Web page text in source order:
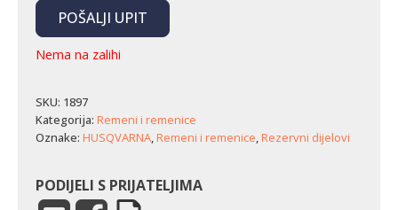
POŠALJI UPIT
Nema na zalihi
SKU: 1897
Kategorija: Remeni i remenice
Oznake: HUSQVARNA,Remeni i remenice,Rezervni dijelovi
PODIJELI S PRIJATELJIMA